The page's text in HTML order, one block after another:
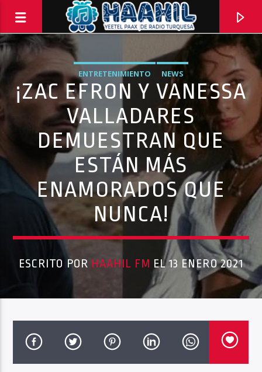
PROGRAMA ACTUAL
SECUENCIA SHOW
9:00 AM
Haahil FM
ENTRETENIMIENTO NEWS
¡ZAC EFRON Y VANESSA
VALLADARES
DEMUESTRAN QUE
ESTÁN MÁS
ENAMORADOS QUE
NUNCA!
ESCRITO POR HAAHIL FM EL 13 ENERO 2021